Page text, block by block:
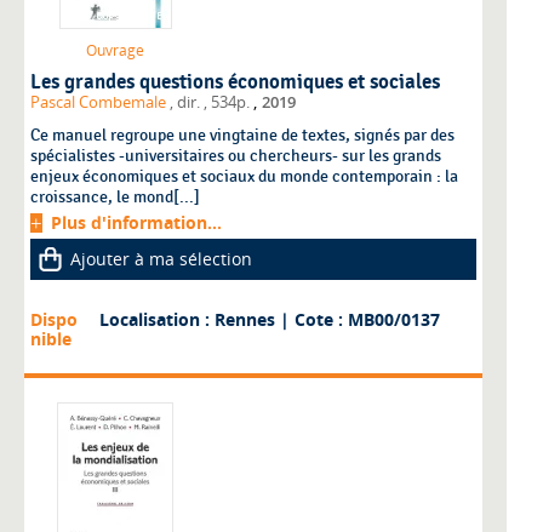
Ouvrage
Les grandes questions économiques et sociales
Pascal Combemale , dir. , 534p. 2019
Ce manuel regroupe une vingtaine de textes, signés par des
spécialistes -universitaires ou chercheurs- sur les grands
enjeux économiques et sociaux du monde contemporain : la
croissance, le mond[...]
Plus d'information...
Ajouter à ma sélection
Dispo
nible
Localisation : Rennes | Cote : MB00/0137